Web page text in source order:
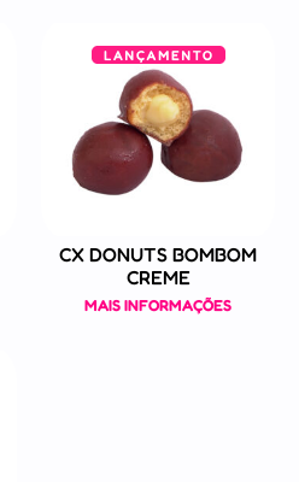
CX DONUTS BOMBOM
CREME
MAIS INFORMAÇÕES